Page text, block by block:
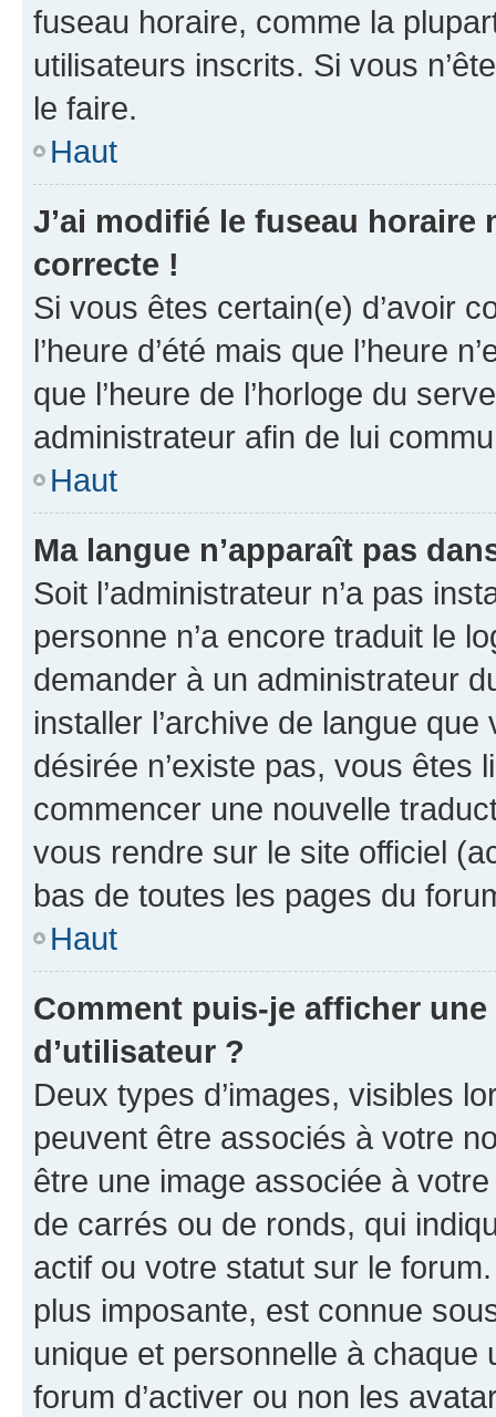
fuseau horaire, comme la
utilisateurs inscrits. Si vous
le faire.
Haut
J’ai modifié le fuseau horaire
correcte !
Si vous êtes certain(e) d’avoir
l’heure d’été mais que l’heure
que l’heure de l’horloge du
administrateur afin de lui
Haut
Ma langue n’apparaît pas
Soit l’administrateur n’a pas
personne n’a encore traduit le
demander à un administrateur
installer l’archive de langue
désirée n’existe pas, vous êtes
commencer une nouvelle
vous rendre sur le site officiel
bas de toutes les pages du
Haut
Comment puis-je afficher
d’utilisateur ?
Deux types d’images, visibles
peuvent être associés à votre
être une image associée à
de carrés ou de ronds, qui
actif ou votre statut sur le
plus imposante, est connue
unique et personnelle à chaque
forum d’activer ou non les